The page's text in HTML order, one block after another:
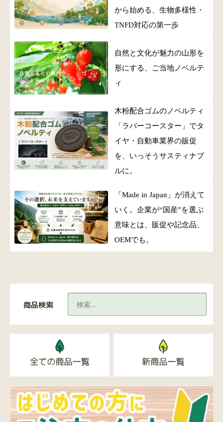
から始める、生物多様性・
TNFD対応の第一歩
自然と文化が魅力の山形を
形にする、ご当地ノベルテ
ィ
木粉配合ゴムのノベルティ
「ラバーコースター」でタ
イヤ・自動車業界の販促
を、いっそうサスティナブ
ルに。
「Made in Japan」が消えて
いく。企業が“国産”を選ぶ
意味とは、販促や記念品、
OEMでも。
商品検索